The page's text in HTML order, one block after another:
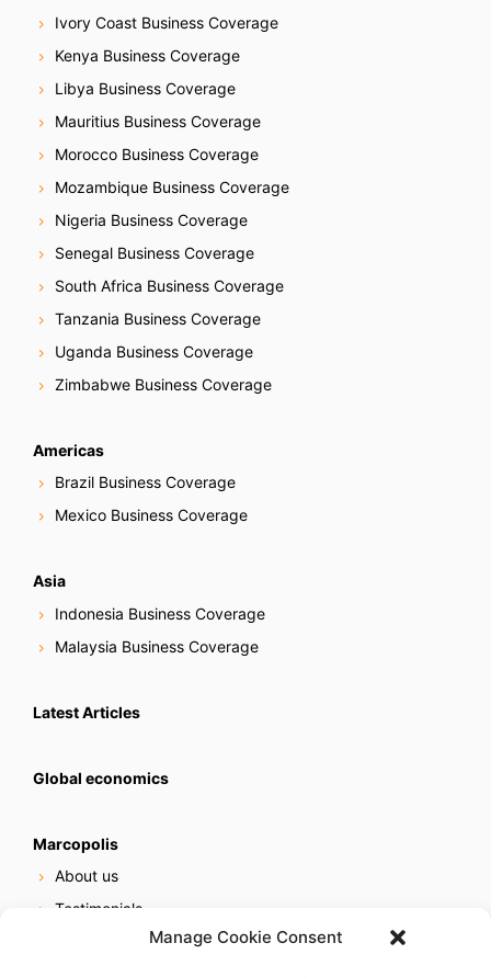
Manage Cookie Consent
Ivory Coast Business Coverage
Kenya Business Coverage
Libya Business Coverage
Mauritius Business Coverage
Morocco Business Coverage
Mozambique Business Coverage
Nigeria Business Coverage
Senegal Business Coverage
South Africa Business Coverage
Tanzania Business Coverage
Uganda Business Coverage
Zimbabwe Business Coverage
Americas
Brazil Business Coverage
Mexico Business Coverage
Asia
Indonesia Business Coverage
Malaysia Business Coverage
Latest Articles
Global economics
Marcopolis
About us
Testimonials